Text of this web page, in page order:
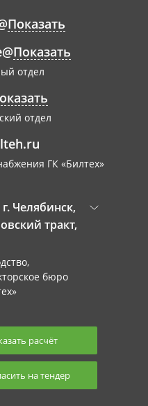
Показать
Показать
отдел
отдел
ГК «Билтех»
г. Челябинск,
тракт,
бюро
расчёт
на тендер